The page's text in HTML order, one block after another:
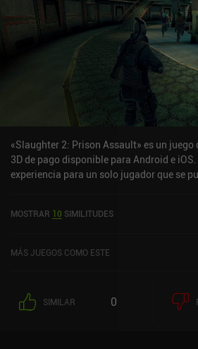
«Slaughter 2: Prison Assault» es un juego
3D de pago disponible para Android e
experiencia para un solo jugador que se
Assault se lanzó en noviembre de 2017 y
App Store de iOS.
MOSTRAR 10 SIMILITUDES
MÁS JUEGOS COMO ESTE
SIMILAR 0